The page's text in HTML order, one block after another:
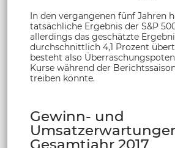
In den vergangenen fünf Jahren
tatsächliche Ergebnis der S&P
allerdings das geschätzte
durchschnittlich 4,1 Prozent
besteht also
Kurse während der
treiben könnte.
Gewinn- und
Gesamtjahr 2017